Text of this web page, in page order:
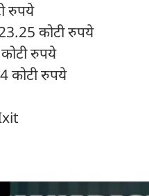
रुपये
कोटी रुपये
रुपये
कोटी रुपये